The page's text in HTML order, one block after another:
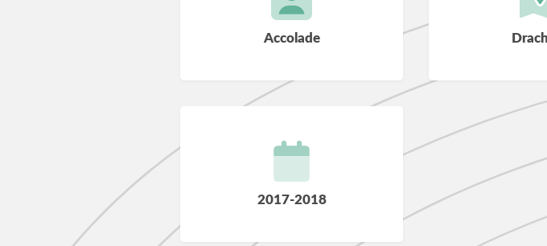
Accolade
2017-2018